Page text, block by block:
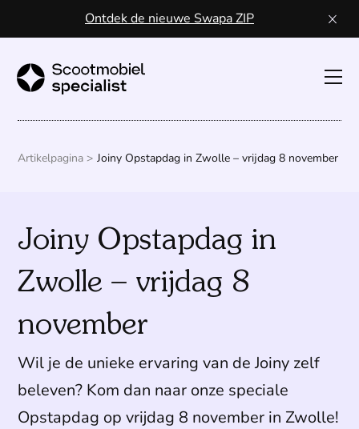
Ontdek de nieuwe Swapa ZIP
Winkels
Artikelpagina > Joiny Opstapdag in Zwolle – vrijdag 8 november
Joiny Opstapdag in
Zwolle – vrijdag 8
november
Wil je de unieke ervaring van de Joiny zelf
beleven? Kom dan naar onze speciale
Opstapdag op vrijdag 8 november in Zwolle!